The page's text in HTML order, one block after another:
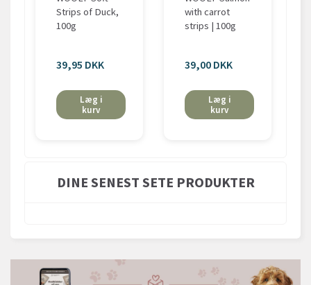
Strips of Duck,
100g
39,95 DKK
Læg i
kurv
with carrot
strips | 100g
39,00 DKK
Læg i
kurv
DINE SENEST SETE PRODUKTER